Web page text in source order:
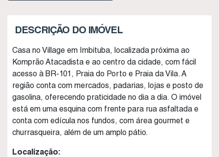
DESCRIÇÃO DO IMÓVEL
Casa no Village em Imbituba, localizada próxima ao
Komprão Atacadista e ao centro da cidade, com fácil
acesso à BR-101, Praia do Porto e Praia da Vila. A
região conta com mercados, padarias, lojas e posto de
gasolina, oferecendo praticidade no dia a dia. O imóvel
está em uma esquina com frente para rua asfaltada e
conta com edícula nos fundos, com área gourmet e
churrasqueira, além de um amplo pátio.
Localização: